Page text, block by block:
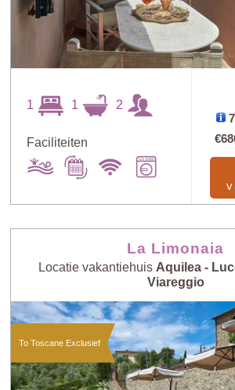
1 1 2
Faciliteiten
La Limonaia
Locatie vakantiehuis Aquilea -
Viareggio
To Toscane Exclusief